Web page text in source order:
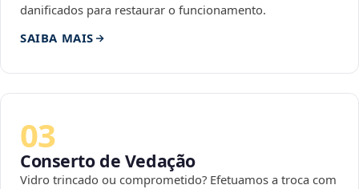
danificados para restaurar o funcionamento.
SAIBA MAIS
03
Conserto de Vedação
Vidro trincado ou comprometido? Efetuamos a troca com